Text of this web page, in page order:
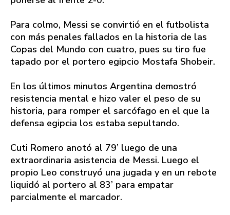
Para colmo, Messi se convirtió en el futbolista
con más penales fallados en la historia de las
Copas del Mundo con cuatro, pues su tiro fue
tapado por el portero egipcio Mostafa Shobeir.
En los últimos minutos Argentina demostró
resistencia mental e hizo valer el peso de su
historia, para romper el sarcófago en el que la
defensa egipcia los estaba sepultando.
Cuti Romero anotó al 79’ luego de una
extraordinaria asistencia de Messi. Luego el
propio Leo construyó una jugada y en un rebote
liquidó al portero al 83’ para empatar
parcialmente el marcador.